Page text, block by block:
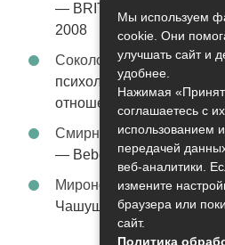
— BRITAX Evolva 1-2-3
2008
Соколова Эльзак записи
психолога –
отношениях
Смирнова Грацияк
— Bebe Confort Moby
Миронов Никифорк
Чашушули
Мы используем
cookie. Они
улучшать сайт и
удобнее.
Нажимая
соглашаетесь с их
использованием и
передачей
веб-аналитики.
измените
браузера или
сайт.
Политика